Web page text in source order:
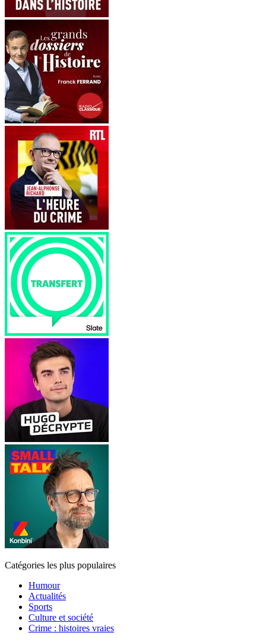
Catégories les plus populaires
Humour
Actualités
Sports
Culture et société
Crime : histoires vraies